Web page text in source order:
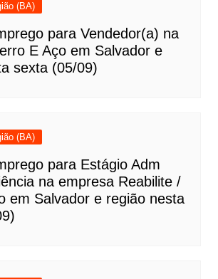
(BA)
para Vendedor(a) na
E Aço em Salvador e
sexta (05/09)
(BA)
para Estágio Adm
na empresa Reabilite /
em Salvador e região nesta